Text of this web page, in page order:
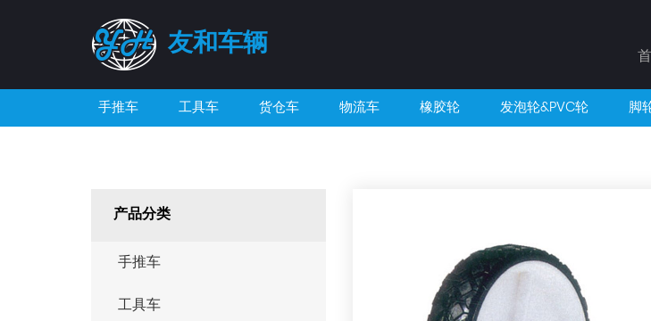
友和车辆
手推车 工具车 货仓车 物流车 橡胶轮 发泡轮&PVC轮 脚
产品分类
手推车
工具车